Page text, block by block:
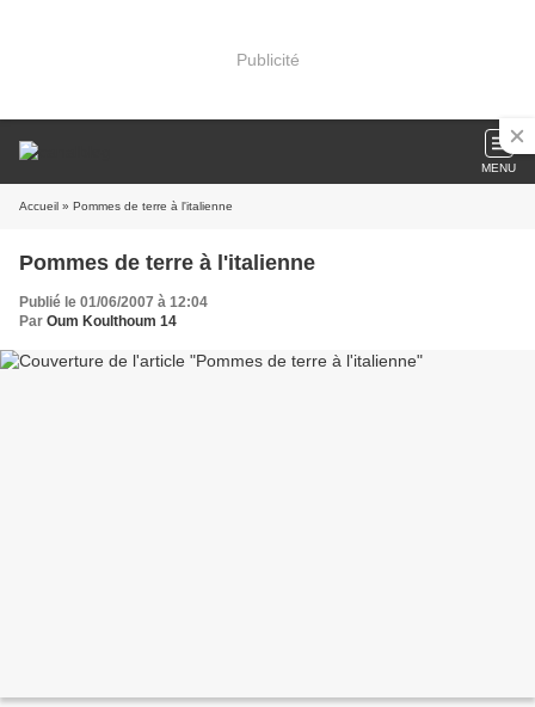
Publicité
MENU
Accueil » Pommes de terre à l'italienne
Pommes de terre à l'italienne
Publié le 01/06/2007 à 12:04
Par Oum Koulthoum 14